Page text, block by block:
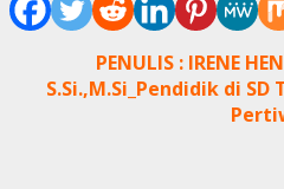
PENULIS : IRENE
S.Si.,M.Si_Pendidik di